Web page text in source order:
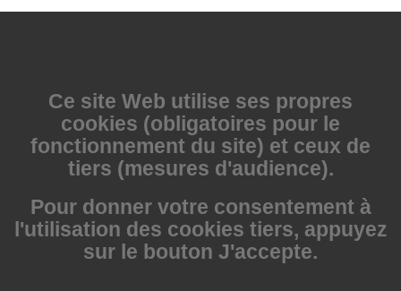
Ce site Web utilise ses propres
cookies (obligatoires pour le
fonctionnement du site) et ceux de
tiers (mesures d'audience).
Pour donner votre consentement à
l'utilisation des cookies tiers, appuyez
sur le bouton J'accepte.